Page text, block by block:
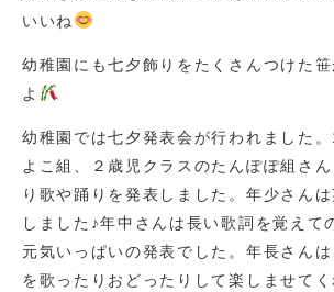
いいね
幼稚園にも七夕飾りをたくさんつけた
よ
幼稚園では七夕発表会が行われました
よこ組、２歳児クラスのたんぽぽ組さ
り歌や踊りを発表しました。年少さん
しました♪年中さんは長い歌詞を覚えて
元気いっぱいの発表でした。年長さん
を歌ったりおどったりして楽しませて